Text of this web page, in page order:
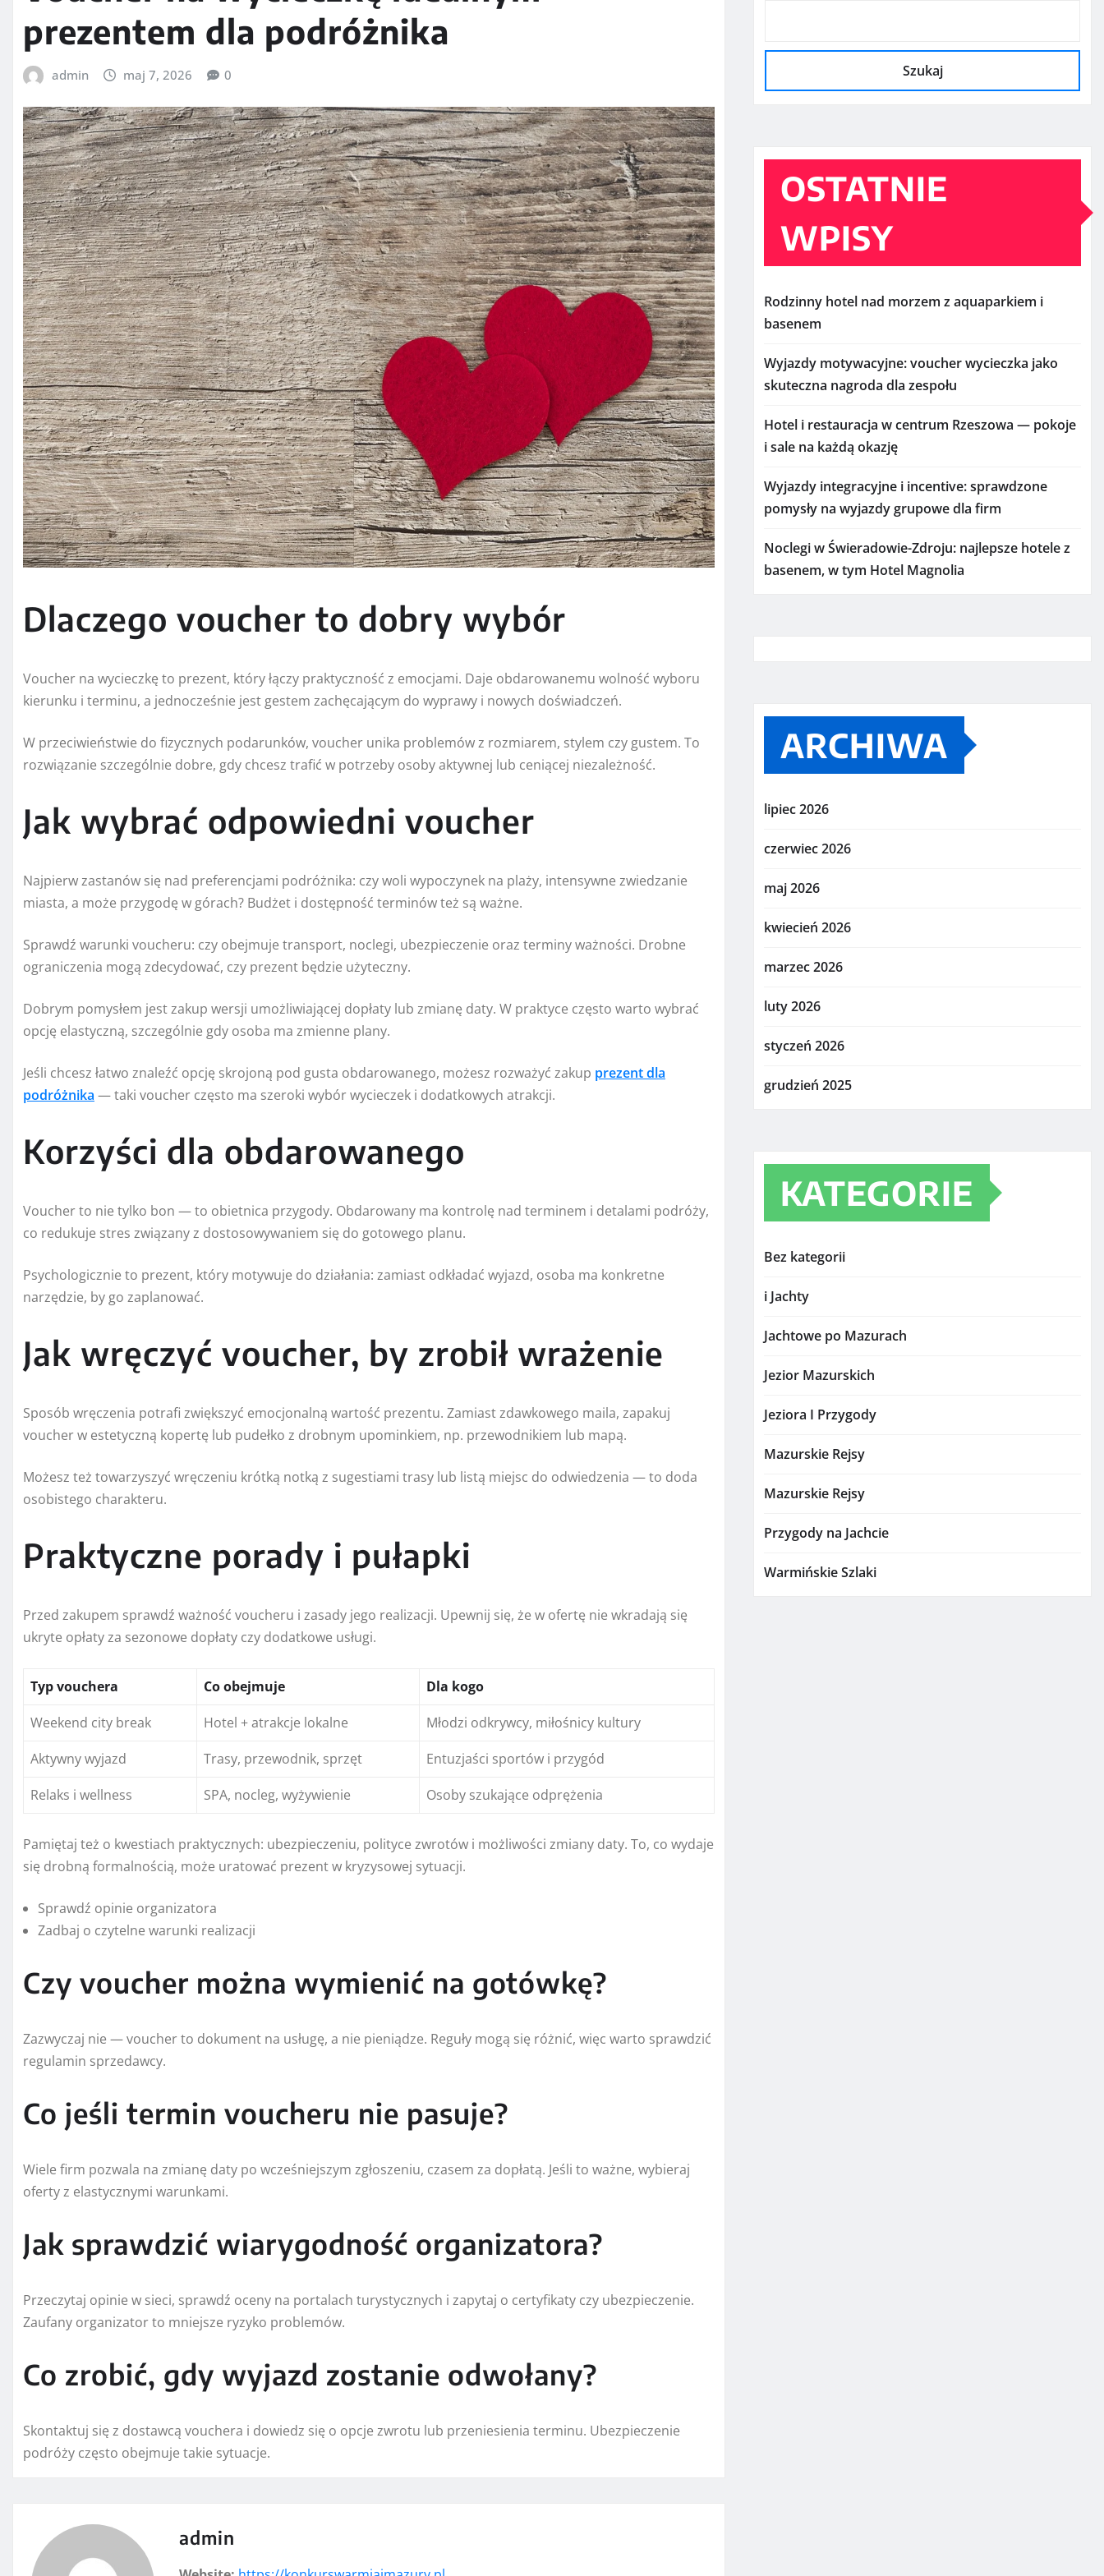
prezentem dla podróżnika
admin maj 7, 2026 0
Dlaczego voucher to dobry wybór
Voucher na wycieczkę to prezent, który łączy praktyczność z emocjami. Daje obdarowanemu wolność wyboru
kierunku i terminu, a jednocześnie jest gestem zachęcającym do wyprawy i nowych doświadczeń.
W przeciwieństwie do fizycznych podarunków, voucher unika problemów z rozmiarem, stylem czy gustem. To
rozwiązanie szczególnie dobre, gdy chcesz trafić w potrzeby osoby aktywnej lub ceniącej niezależność.
Jak wybrać odpowiedni voucher
Najpierw zastanów się nad preferencjami podróżnika: czy woli wypoczynek na plaży, intensywne zwiedzanie
miasta, a może przygodę w górach? Budżet i dostępność terminów też są ważne.
Sprawdź warunki voucheru: czy obejmuje transport, noclegi, ubezpieczenie oraz terminy ważności. Drobne
ograniczenia mogą zdecydować, czy prezent będzie użyteczny.
Dobrym pomysłem jest zakup wersji umożliwiającej dopłaty lub zmianę daty. W praktyce często warto wybrać
opcję elastyczną, szczególnie gdy osoba ma zmienne plany.
Jeśli chcesz łatwo znaleźć opcję skrojoną pod gusta obdarowanego, możesz rozważyć zakup prezent dla
podróżnika — taki voucher często ma szeroki wybór wycieczek i dodatkowych atrakcji.
Korzyści dla obdarowanego
Voucher to nie tylko bon — to obietnica przygody. Obdarowany ma kontrolę nad terminem i detalami podróży,
co redukuje stres związany z dostosowywaniem się do gotowego planu.
Psychologicznie to prezent, który motywuje do działania: zamiast odkładać wyjazd, osoba ma konkretne
narzędzie, by go zaplanować.
Jak wręczyć voucher, by zrobił wrażenie
Sposób wręczenia potrafi zwiększyć emocjonalną wartość prezentu. Zamiast zdawkowego maila, zapakuj
voucher w estetyczną kopertę lub pudełko z drobnym upominkiem, np. przewodnikiem lub mapą.
Możesz też towarzyszyć wręczeniu krótką notką z sugestiami trasy lub listą miejsc do odwiedzenia — to doda
osobistego charakteru.
Praktyczne porady i pułapki
Przed zakupem sprawdź ważność voucheru i zasady jego realizacji. Upewnij się, że w ofertę nie wkradają się
ukryte opłaty za sezonowe dopłaty czy dodatkowe usługi.
Typ vouchera Co obejmuje
Dla kogo
Weekend city break
Hotel + atrakcje lokalne
Młodzi odkrywcy, miłośnicy kultury
Aktywny wyjazd
Trasy, przewodnik, sprzęt
Entuzjaści sportów i przygód
Relaks i wellness
SPA, nocleg, wyżywienie Osoby szukające odprężenia
Pamiętaj też o kwestiach praktycznych: ubezpieczeniu, polityce zwrotów i możliwości zmiany daty. To, co wydaje
się drobną formalnością, może uratować prezent w kryzysowej sytuacji.
Sprawdź opinie organizatora
Zadbaj o czytelne warunki realizacji
Czy voucher można wymienić na gotówkę?
Zazwyczaj nie — voucher to dokument na usługę, a nie pieniądze. Reguły mogą się różnić, więc warto sprawdzić
regulamin sprzedawcy.
Co jeśli termin voucheru nie pasuje?
Wiele firm pozwala na zmianę daty po wcześniejszym zgłoszeniu, czasem za dopłatą. Jeśli to ważne, wybieraj
oferty z elastycznymi warunkami.
Jak sprawdzić wiarygodność organizatora?
Przeczytaj opinie w sieci, sprawdź oceny na portalach turystycznych i zapytaj o certyfikaty czy ubezpieczenie.
Zaufany organizator to mniejsze ryzyko problemów.
Co zrobić, gdy wyjazd zostanie odwołany?
Skontaktuj się z dostawcą vouchera i dowiedz się o opcje zwrotu lub przeniesienia terminu. Ubezpieczenie
podróży często obejmuje takie sytuacje.
admin
Szukaj
OSTATNIE
WPISY
Rodzinny hotel nad morzem z aquaparkiem i
basenem
Wyjazdy motywacyjne: voucher wycieczka jako
skuteczna nagroda dla zespołu
Hotel i restauracja w centrum Rzeszowa — pokoje
i sale na każdą okazję
Wyjazdy integracyjne i incentive: sprawdzone
pomysły na wyjazdy grupowe dla firm
Noclegi w Świeradowie-Zdroju: najlepsze hotele z
basenem, w tym Hotel Magnolia
ARCHIWA
lipiec 2026
czerwiec 2026
maj 2026
kwiecień 2026
marzec 2026
luty 2026
styczeń 2026
grudzień 2025
KATEGORIE
Bez kategorii
i Jachty
Jachtowe po Mazurach
Jezior Mazurskich
Jeziora I Przygody
Mazurskie Rejsy
Mazurskie Rejsy
Przygody na Jachcie
Warmińskie Szlaki